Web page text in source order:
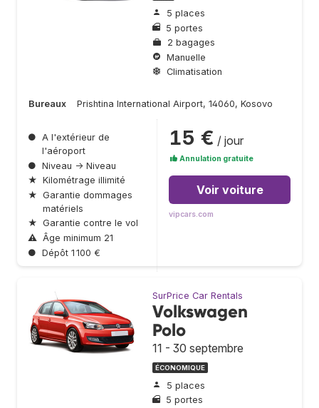
5 places
5 portes
2 bagages
Manuelle
Climatisation
Bureaux Prishtina International Airport, 14060, Kosovo
● A l'extérieur de
l'aéroport
● Niveau → Niveau
★ Kilométrage illimité
★ Garantie dommages
matériels
★ Garantie contre le vol
⚠ Âge minimum 21
● Dépôt 1 100 €
15 € / jour
Annulation gratuite
Voir voiture
vipcars.com
SurPrice Car Rentals
Volkswagen
Polo
11 - 30 septembre
ÉCONOMIQUE
5 places
5 portes